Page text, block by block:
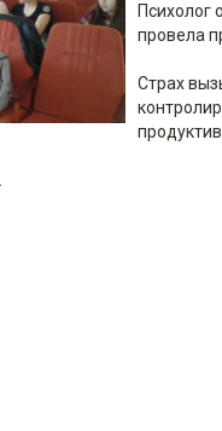
Психолог
провела
Страх